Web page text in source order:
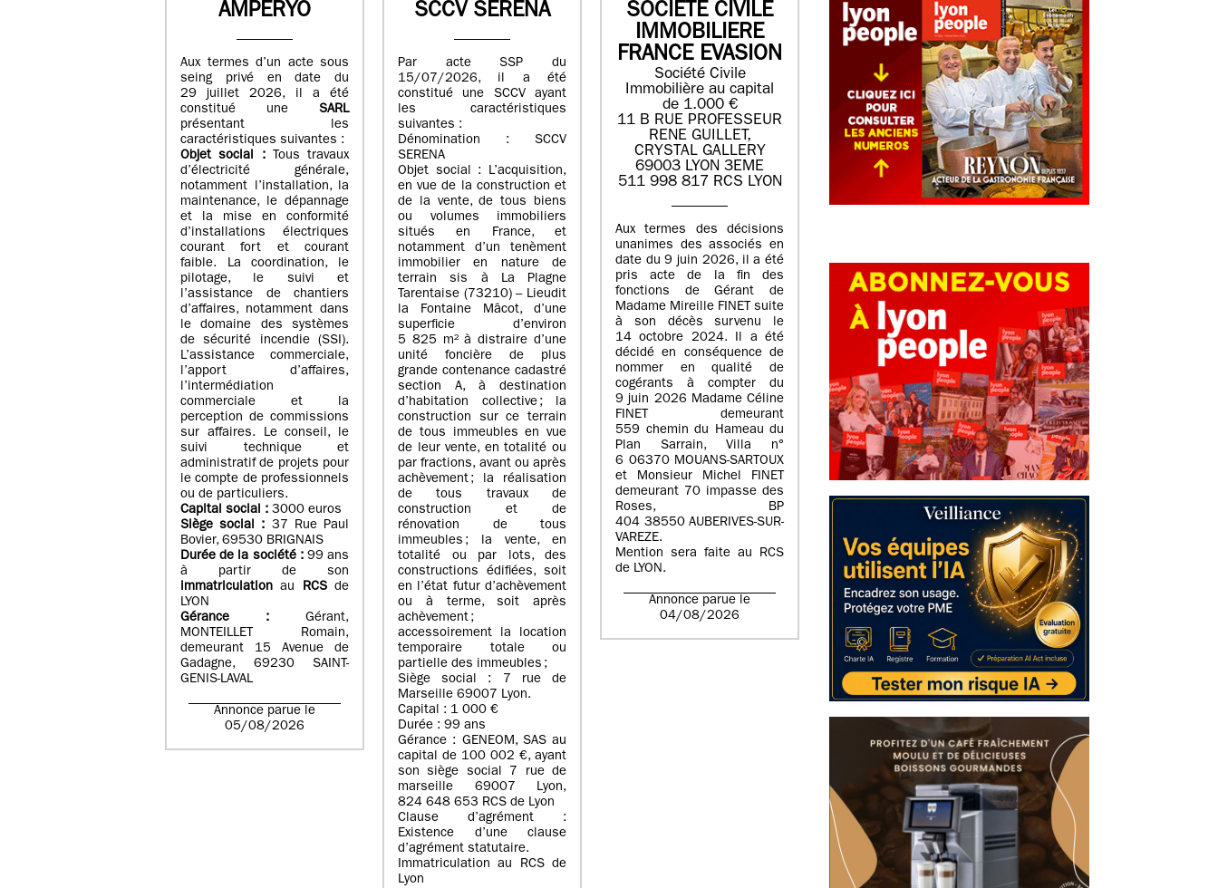
AMPERYO
Aux termes d’un acte sous
seing privé en date du
29 juillet 2026, il a été
constitué une SARL
présentant les
caractéristiques suivantes :
Objet social :
Tous travaux
d’électricité générale,
notamment l’installation, la
maintenance, le dépannage
et la mise en conformité
d’installations électriques
courant fort et courant
faible. La coordination, le
pilotage, le suivi et
l’assistance de chantiers
d’affaires, notamment dans
le domaine des systèmes
de sécurité incendie (SSI).
L’assistance commerciale,
l’apport d’affaires,
l’intermédiation
commerciale et la
perception de commissions
sur affaires. Le conseil, le
suivi technique et
administratif de projets pour
le compte de professionnels
ou de particuliers.
Capital social : 3000 euros
Siège social : 37 Rue Paul
Bovier, 69530 BRIGNAIS
Durée de la société : 99 ans
à partir de son
immatriculation au RCSde
LYON
Gérance :
Gérant,
MONTEILLET Romain,
demeurant 15 Avenue de
Gadagne, 69230 SAINT-
GENIS-LAVAL
Annonce parue le
05/08/2026
SCCV SERENA
Par acte SSP du
15/07/2026, il a été
constitué une SCCV ayant
les caractéristiques
suivantes :
Dénomination : SCCV
SERENA
Objet social : L’acquisition,
en vue de la construction et
de la vente, de tous biens
ou volumes immobiliers
situés en France, et
notamment d’un tenèment
immobilier en nature de
terrain sis à La Plagne
Tarentaise (73210) – Lieudit
la Fontaine Mâcot, d’une
superficie d’environ
5 825 m² à distraire d’une
unité foncière de plus
grande contenance cadastré
section A, à destination
d’habitation collective ; la
construction sur ce terrain
de tous immeubles en vue
de leur vente, en totalité ou
par fractions, avant ou après
achèvement ; la réalisation
de tous travaux de
construction et de
rénovation de tous
immeubles ; la vente, en
totalité ou par lots, des
constructions édifiées, soit
en l’état futur d’achèvement
ou à terme, soit après
achèvement ;
accessoirement la location
temporaire totale ou
partielle des immeubles ;
Siège social : 7 rue de
Marseille 69007 Lyon.
Capital : 1 000 €
Durée : 99 ans
Gérance : GENEOM, SAS au
capital de 100 002 €, ayant
son siège social 7 rue de
marseille 69007 Lyon,
824 648 653 RCS de Lyon
Clause d’agrément :
Existence d’une clause
d’agrément statutaire.
Immatriculation au RCS de
Lyon
SOCIETE CIVILE
IMMOBILIERE
FRANCE EVASION
Société Civile
Immobilière au capital
de 1.000 €
11 B RUE PROFESSEUR
RENE GUILLET,
CRYSTAL GALLERY
69003 LYON 3EME
511 998 817 RCS LYON
Aux termes des décisions
unanimes des associés en
date du 9 juin 2026, il a été
pris acte de la fin des
fonctions de Gérant de
Madame Mireille FINET suite
à son décès survenu le
14 octobre 2024. Il a été
décidé en conséquence de
nommer en qualité de
cogérants à compter du
9 juin 2026 Madame Céline
FINET demeurant
559 chemin du Hameau du
Plan Sarrain, Villa n°
6 06370 MOUANS-SARTOUX
et Monsieur Michel FINET
demeurant 70 impasse des
Roses, BP
404 38550 AUBERIVES-SUR-
VAREZE.
Mention sera faite au RCS
de LYON.
Annonce parue le
04/08/2026